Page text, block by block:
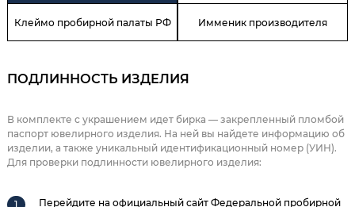
Клеймо пробирной палаты РФ Имменик производителя
ПОДЛИННОСТЬ ИЗДЕЛИЯ
В комплекте с украшением идет бирка — закрепленный пломбой
паспорт ювелирного изделия. На ней вы найдете информацию об
изделии, а также уникальный идентификационный номер (УИН).
Для проверки подлинности ювелирного изделия:
Перейдите на официальный сайт Федеральной пробирной